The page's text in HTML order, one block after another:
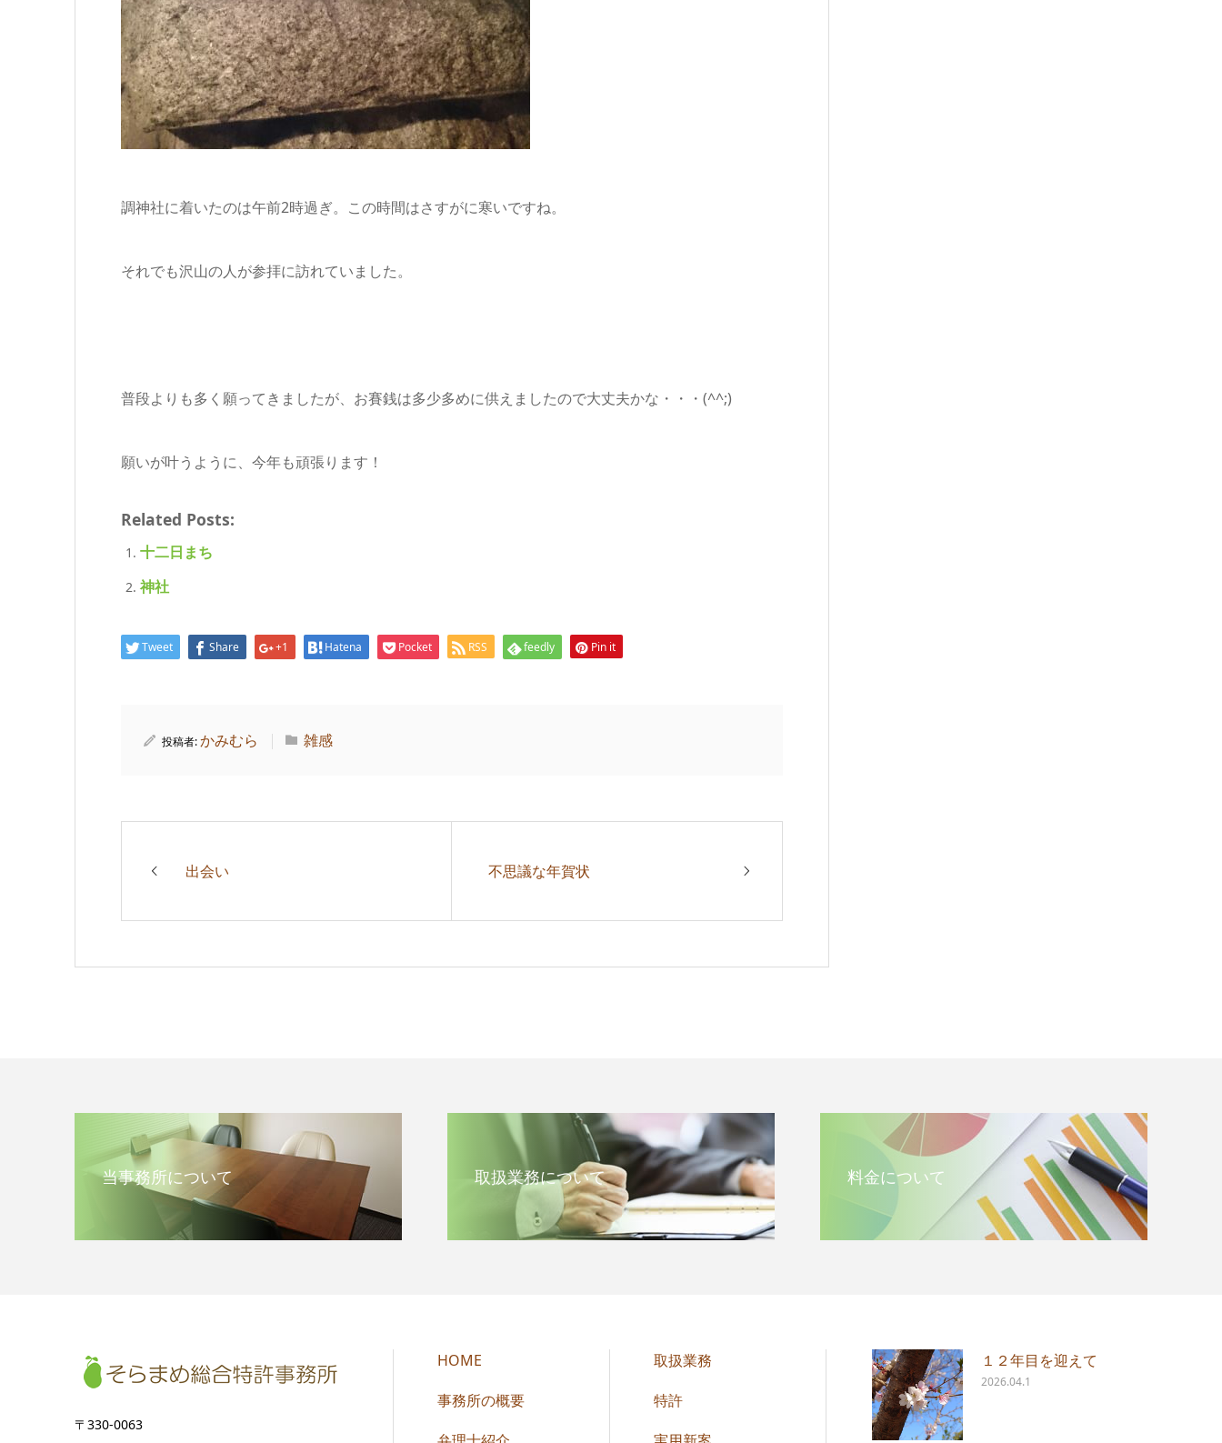
調神社に着いたのは午前2時過ぎ。この時間はさすがに寒いですね。
それでも沢山の人が参拝に訪れていました。
普段よりも多く願ってきましたが、お賽銭は多少多めに供えましたので大丈夫かな・・・(^^;)
願いが叶うように、今年も頑張ります！
Related Posts:
十二日まち
神社
Tweet Share +1 Hatena Pocket RSS feedly Pin it
投稿者:かみむら 雑感
出会い 不思議な年賀状
当事務所について 取扱業務について 料金について
〒330-0063
HOME
事務所の概要
取扱業務
特許
１２年目を迎えて
2026.04.1